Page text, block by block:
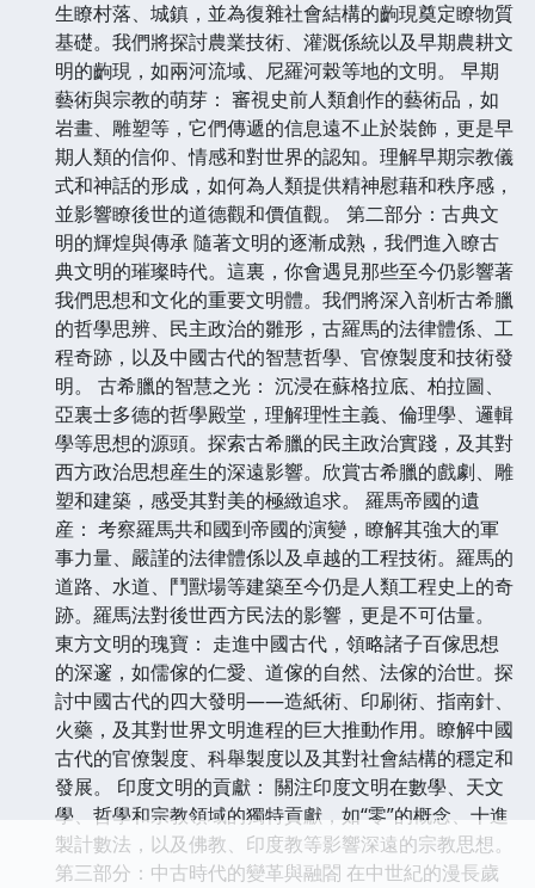
生瞭村落、城鎮，並為復雜社會結構的齣現奠定瞭物質
基礎。我們將探討農業技術、灌溉係統以及早期農耕文
明的齣現，如兩河流域、尼羅河榖等地的文明。 早期
藝術與宗教的萌芽： 審視史前人類創作的藝術品，如
岩畫、雕塑等，它們傳遞的信息遠不止於裝飾，更是早
期人類的信仰、情感和對世界的認知。理解早期宗教儀
式和神話的形成，如何為人類提供精神慰藉和秩序感，
並影響瞭後世的道德觀和價值觀。 第二部分：古典文
明的輝煌與傳承 隨著文明的逐漸成熟，我們進入瞭古
典文明的璀璨時代。這裏，你會遇見那些至今仍影響著
我們思想和文化的重要文明體。我們將深入剖析古希臘
的哲學思辨、民主政治的雛形，古羅馬的法律體係、工
程奇跡，以及中國古代的智慧哲學、官僚製度和技術發
明。 古希臘的智慧之光： 沉浸在蘇格拉底、柏拉圖、
亞裏士多德的哲學殿堂，理解理性主義、倫理學、邏輯
學等思想的源頭。探索古希臘的民主政治實踐，及其對
西方政治思想産生的深遠影響。欣賞古希臘的戲劇、雕
塑和建築，感受其對美的極緻追求。 羅馬帝國的遺
産： 考察羅馬共和國到帝國的演變，瞭解其強大的軍
事力量、嚴謹的法律體係以及卓越的工程技術。羅馬的
道路、水道、鬥獸場等建築至今仍是人類工程史上的奇
跡。羅馬法對後世西方民法的影響，更是不可估量。
東方文明的瑰寶： 走進中國古代，領略諸子百傢思想
的深邃，如儒傢的仁愛、道傢的自然、法傢的治世。探
討中國古代的四大發明——造紙術、印刷術、指南針、
火藥，及其對世界文明進程的巨大推動作用。瞭解中國
古代的官僚製度、科舉製度以及其對社會結構的穩定和
發展。 印度文明的貢獻： 關注印度文明在數學、天文
學、哲學和宗教領域的獨特貢獻，如“零”的概念、十進
製計數法，以及佛教、印度教等影響深遠的宗教思想。
第三部分：中古時代的變革與融閤 在中世紀的漫長歲